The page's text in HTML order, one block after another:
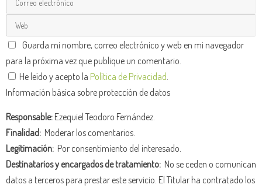
Guarda mi nombre, correo electrónico y web en mi navegador
para la próxima vez que publique un comentario.
He leído y acepto la Política de Privacidad
Información básica sobre protección de datos
Responsable:Ezequiel Teodoro Fernández.
Finalidad: Moderar los comentarios.
Legitimación: Por consentimiento del interesado.
Destinatarios y encargados de tratamiento: No se ceden o comunican
datos a terceros para prestar este servicio. El Titular ha contratado los